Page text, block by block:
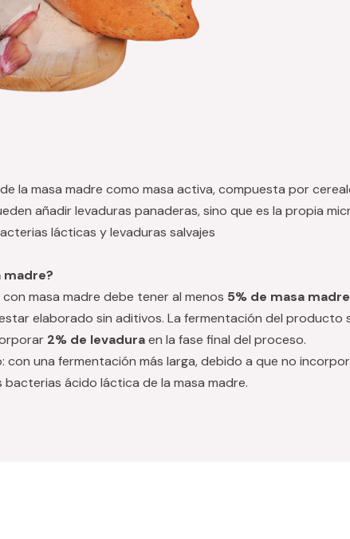
la masa madre como masa activa, compuesta por
añadir levaduras panaderas, sino que es la propia
lácticas y levaduras salvajes
madre?
masa madre debe tener al menos 5% de masa madre
elaborado sin aditivos. La fermentación del producto
2% de levaduraen la fase final del proceso.
una fermentación más larga, debido a que no
ácido láctica de la masa madre.